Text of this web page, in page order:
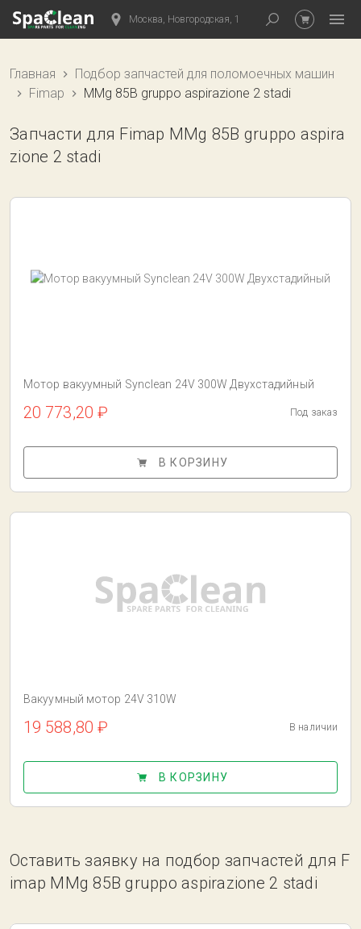
Москва, Новгородская, 1
Главная
Подбор запчастей для поломоечных машин
Fimap
MMg 85B gruppo aspirazione 2 stadi
Запчасти для Fimap MMg 85B gruppo aspira
zione 2 stadi
Мотор вакуумный Synclean 24V 300W Двухстадийный
20 773,20 ₽ Под заказ
В КОРЗИНУ
Вакуумный мотор 24V 310W
19 588,80 ₽ В наличии
В КОРЗИНУ
Оставить заявку на подбор запчастей для F
imap MMg 85B gruppo aspirazione 2 stadi